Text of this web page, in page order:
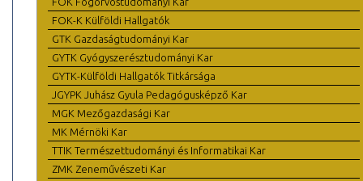
FOK-K Külföldi Hallgatók
GTK Gazdaságtudományi Kar
GYTK Gyógyszerésztudományi Kar
GYTK-Külföldi Hallgatók Titkársága
JGYPK Juhász Gyula Pedagógusképző Kar
MGK Mezőgazdasági Kar
MK Mérnöki Kar
TTIK Természettudományi és Informatikai Kar
ZMK Zeneművészeti Kar